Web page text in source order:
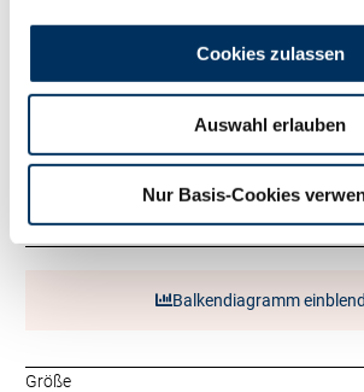
Cookies zulassen
Auswahl erlauben
Nur Basis-Cookies
RZRobot
RZE
Milchtyp
Balkendiagramm
Größe